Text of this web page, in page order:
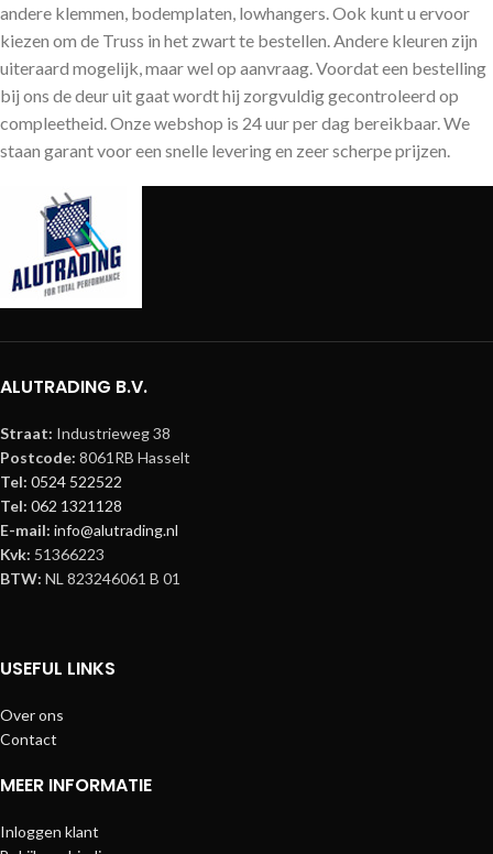
andere klemmen, bodemplaten, lowhangers. Ook kunt u ervoor
kiezen om de Truss in het zwart te bestellen. Andere kleuren zijn
uiteraard mogelijk, maar wel op aanvraag. Voordat een bestelling
bij ons de deur uit gaat wordt hij zorgvuldig gecontroleerd op
compleetheid. Onze webshop is 24 uur per dag bereikbaar. We
staan garant voor een snelle levering en zeer scherpe prijzen.
ALUTRADING B.V.
Straat: Industrieweg 38
Postcode: 8061RB Hasselt
Tel: 0524 522522
Tel: 062 1321128
E-mail: info@alutrading.nl
Kvk: 51366223
BTW: NL 823246061 B 01
USEFUL LINKS
Over ons
Contact
MEER INFORMATIE
Inloggen klant